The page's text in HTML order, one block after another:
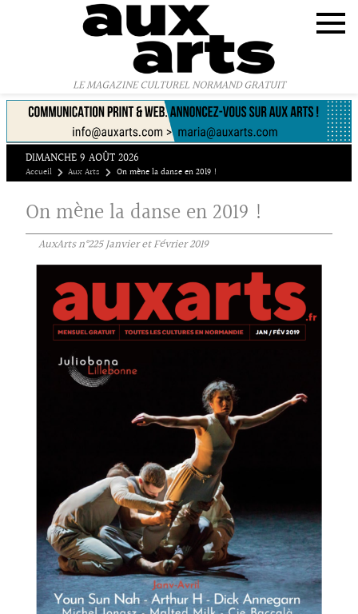
LE MAGAZINE CULTUREL NORMAND GRATUIT
DIMANCHE 9 AOÛT 2026
Accueil Aux Arts On mène la danse en 2019 !
On mène la danse en 2019 !
AuxArts n°225 Janvier et Février 2019
Panneau de gestion des cookies